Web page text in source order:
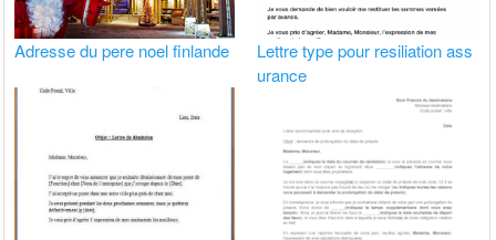
Adresse du pere noel finlande
Lettre type pour resiliation ass
urance